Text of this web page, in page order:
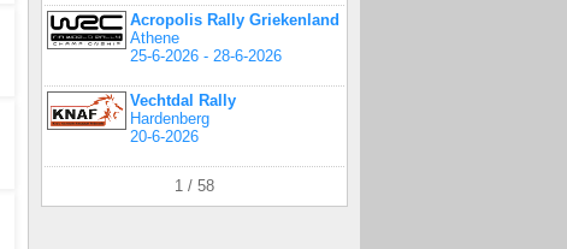
Acropolis Rally Griekenland
Athene
25-6-2026 - 28-6-2026
Vechtdal Rally
Hardenberg
20-6-2026
1 / 58